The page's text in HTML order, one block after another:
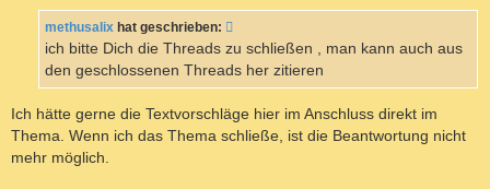
r
a
methusalix hat geschrieben:
ich bitte Dich die Threads zu schließen , man kann auch aus
den geschlossenen Threads her zitieren
Ich hätte gerne die Textvorschläge hier im Anschluss direkt im
Thema. Wenn ich das Thema schließe, ist die Beantwortung nicht
mehr möglich.